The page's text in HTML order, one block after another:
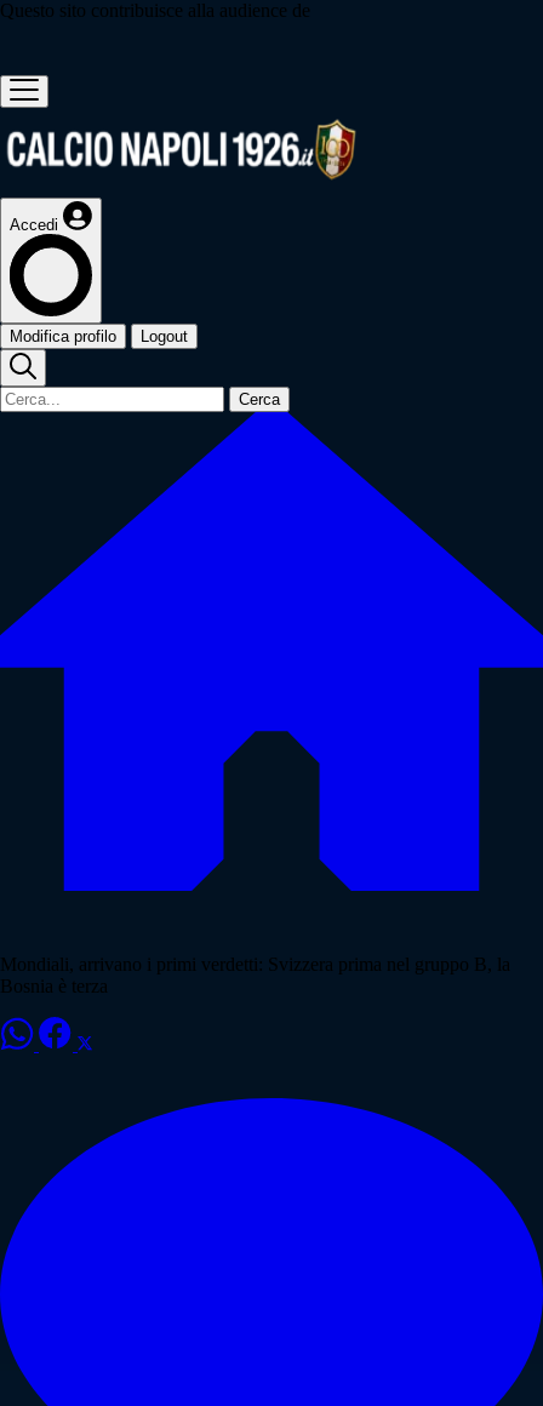
Questo sito contribuisce alla audience de
Accedi
Modifica profilo Logout
Cerca
Mondiali, arrivano i primi verdetti: Svizzera prima nel gruppo B, la
Bosnia è terza